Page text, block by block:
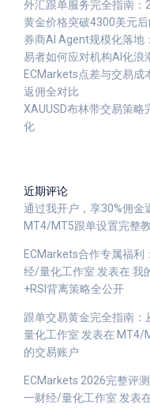
外汇跟单服务完全指南：
黄金价格突破4300美元
券商AI Agent规模化落地
易者如何应对机构AI化浪
ECMarkets点差与交易成
返佣全对比
XAUUSD布林带交易策
化
近期评论
通过我开户，享30%佣金
MT4/MT5跟单设置完整
ECMarkets合作专属福利
经/量化工作室 发表在 我
+RSI背离策略全公开
跟单交易黄金完全指南
量化工作室 发表在 MT4/
的交易账户
ECMarkets 2026完整评
一财经/量化工作室 发表